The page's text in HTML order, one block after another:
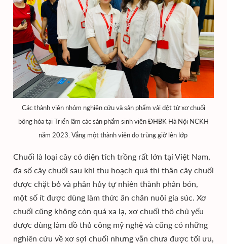
Các thành viên nhóm nghiên cứu và sản phẩm vải dệt từ xơ chuối
bông hóa tại Triển lãm các sản phẩm sinh viên ĐHBK Hà Nội NCKH
năm 2023. Vắng một thành viên do trùng giờ lên lớp
Chuối là loại cây có diện tích trồng rất lớn tại Việt Nam,
đa số cây chuối sau khi thu hoạch quả thì thân cây chuối
được chặt bỏ và phân hủy tự nhiên thành phân bón,
một số ít được dùng làm thức ăn chăn nuôi gia súc. Xơ
chuối cũng không còn quá xa lạ, xơ chuối thô chủ yếu
được dùng làm đồ thủ công mỹ nghệ và cũng có những
nghiên cứu về xơ sợi chuối nhưng vẫn chưa được tối ưu,